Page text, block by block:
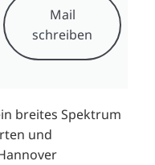
Mail
schreiben
breites Spektrum
und